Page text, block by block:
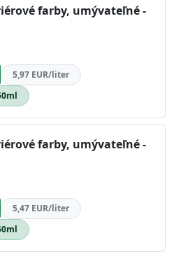
farby, umývateľné -
5,97 EUR/liter
farby, umývateľné -
5,47 EUR/liter